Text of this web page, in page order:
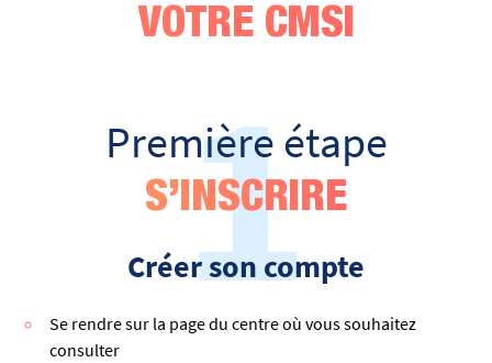
VOTRE CMSI
1
Première étape
S’INSCRIRE
Créer son compte
Se rendre sur la page du centre où vous souhaitez
consulter